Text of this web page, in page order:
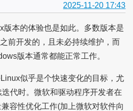
2025-11-20 17:43
版本的体验也是如此。多数版本是
前开发的，且未必持续维护，而
版本通常都能正常工作。
似乎是个快速变化的目标，尤
代时。微软和驱动程序开发者在
容性优化工作(加上微软对软件向